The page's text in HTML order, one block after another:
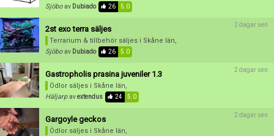
Sjöbo av Dubiado 26 5.0
2st exo terra säljes
Terrarium & tillbehör säljes i Skåne län,
Sjöbo av Dubiado 26 5.0
2 dagar sen
Gastropholis prasina juveniler 1.3
Ödlor säljes i Skåne län,
Häljarp avextendus 24 5.0
2 dagar sen
Gargoyle geckos
Ödlor säljes i Skåne län,
2 dagar sen